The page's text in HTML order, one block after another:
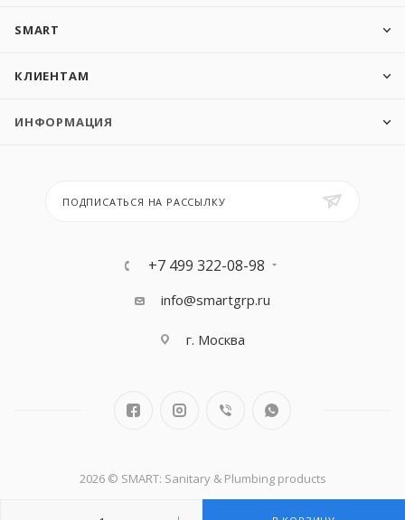
SMART
КЛИЕНТАМ
ИНФОРМАЦИЯ
ПОДПИСАТЬСЯ НА РАССЫЛКУ
+7 499 322-08-98
info@smartgrp.ru
г. Москва
2026 © SMART: Sanitary & Plumbing products